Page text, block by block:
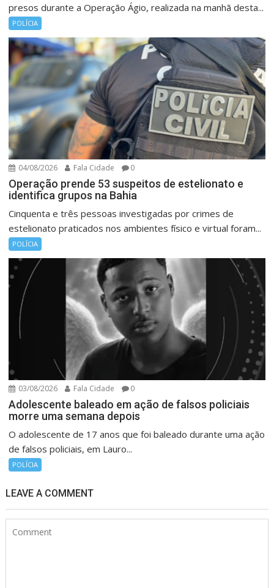
presos durante a Operação Ágio, realizada na manhã desta...
POLÍCIA
04/08/2026 Fala Cidade 0
Operação prende 53 suspeitos de estelionato e
identifica grupos na Bahia
Cinquenta e três pessoas investigadas por crimes de
estelionato praticados nos ambientes físico e virtual foram...
POLÍCIA
03/08/2026 Fala Cidade 0
Adolescente baleado em ação de falsos policiais
morre uma semana depois
O adolescente de 17 anos que foi baleado durante uma ação
de falsos policiais, em Lauro...
POLÍCIA
LEAVE A COMMENT